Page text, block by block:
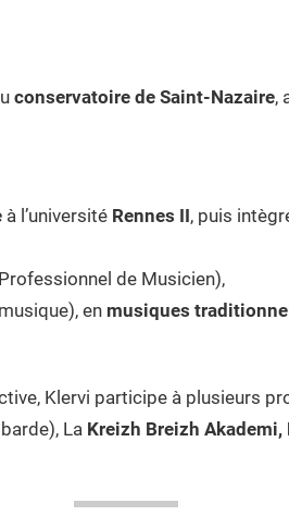
conservatoire de Saint-Nazaire,
à l’université Rennes II, puis
de Musicien),
en musiques
Klervi participe à plusieurs
La Kreizh Breizh Akademi,